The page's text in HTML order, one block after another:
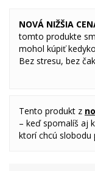
NOVÁ NIŽŠIA
tomto produkte
mohol kúpiť
Bez stresu, bez
Tento produkt z
– keď spomalíš aj
ktorí chcú slobodu